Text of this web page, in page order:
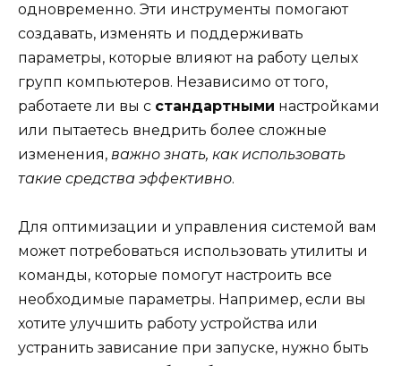
одновременно. Эти инструменты помогают
создавать, изменять и поддерживать
параметры, которые влияют на работу целых
групп компьютеров. Независимо от того,
работаете ли вы с стандартными настройками
или пытаетесь внедрить более сложные
изменения, важно знать, как использовать
такие средства эффективно.
Для оптимизации и управления системой вам
может потребоваться использовать утилиты и
команды, которые помогут настроить все
необходимые параметры. Например, если вы
хотите улучшить работу устройства или
устранить зависание при запуске, нужно быть